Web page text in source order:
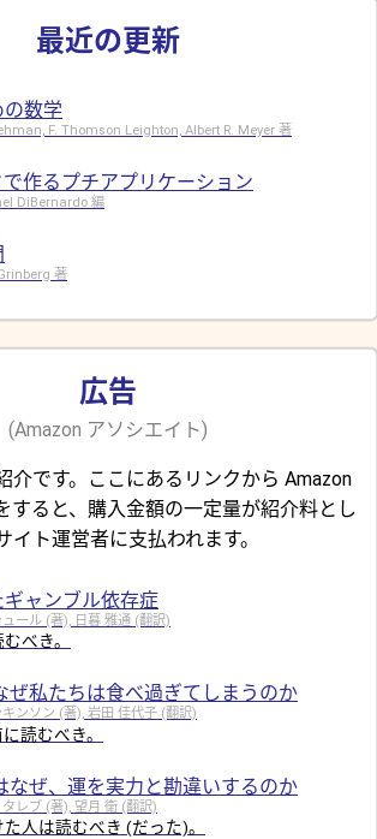
最近の更新
の数学
F. Thomson Leighton, Albert R. Meyer 著
作るプチアプリケーション
DiBernardo 編
著
広告
(Amazon アソシエイト)
介です。ここにあるリンクから Amazon
すると、購入金額の一定量が紹介料とし
イト運営者に支払われます。
ャンブル依存症
ール (著), 日暮 雅通 (翻訳)
べき。
ぜ私たちは食べ過ぎてしまうのか
ンソン (著), 岩田 佳代子 (翻訳)
読むべき。
なぜ、運を実力と勘違いするのか
レブ (著), 望月 衛 (翻訳)
人は読むべき (だった)。